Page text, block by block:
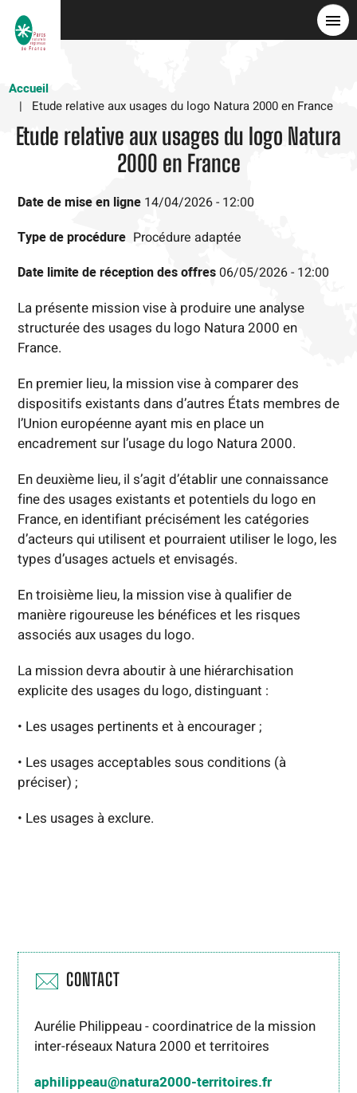
Accueil
Etude relative aux usages du logo Natura 2000 en France
Etude relative aux usages du logo Natura
2000 en France
Date de mise en ligne 14/04/2026 - 12:00
Type de procédure Procédure adaptée
Date limite de réception des offres 06/05/2026 - 12:00
La présente mission vise à produire une analyse
structurée des usages du logo Natura 2000 en
France.
En premier lieu, la mission vise à comparer des
dispositifs existants dans d’autres États membres de
l’Union européenne ayant mis en place un
encadrement sur l’usage du logo Natura 2000.
En deuxième lieu, il s’agit d’établir une connaissance
fine des usages existants et potentiels du logo en
France, en identifiant précisément les catégories
d’acteurs qui utilisent et pourraient utiliser le logo, les
types d’usages actuels et envisagés.
En troisième lieu, la mission vise à qualifier de
manière rigoureuse les bénéfices et les risques
associés aux usages du logo.
La mission devra aboutir à une hiérarchisation
explicite des usages du logo, distinguant :
• Les usages pertinents et à encourager ;
• Les usages acceptables sous conditions (à
préciser) ;
• Les usages à exclure.
CONTACT
Aurélie Philippeau - coordinatrice de la mission
inter-réseaux Natura 2000 et territoires
aphilippeau@natura2000-territoires.fr